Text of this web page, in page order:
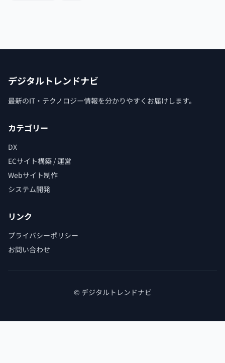
デジタルトレンドナビ
最新のIT・テクノロジー情報を分かりやすくお届けします。
カテゴリー
DX
ECサイト構築 / 運営
Webサイト制作
システム開発
リンク
プライバシーポリシー
お問い合わせ
© デジタルトレンドナビ